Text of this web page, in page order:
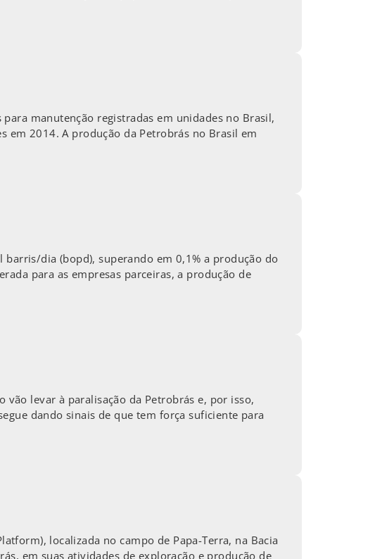
manutenção registradas em unidades no Brasil,
2014. A produção da Petrobrás no Brasil em
dia (bopd), superando em 0,1% a produção do
para as empresas parceiras, a produção de
vão levar à paralisação da Petrobrás e, por isso,
dando sinais de que tem força suficiente para
localizada no campo de Papa-Terra, na Bacia
em suas atividades de exploração e produção de